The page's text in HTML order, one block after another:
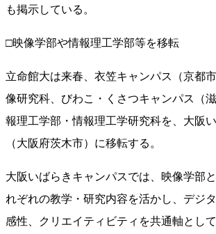
も掲示している。
□映像学部や情報理工学部等を移転
立命館大は来春、衣笠キャンパス（京都
像研究科、びわこ・くさつキャンパス（
報理工学部・情報理工学研究科を、大阪
（大阪府茨木市）に移転する。
大阪いばらきキャンパスでは、映像学部
れぞれの教学・研究内容を活かし、デジ
感性、クリエイティビティを共通軸とし